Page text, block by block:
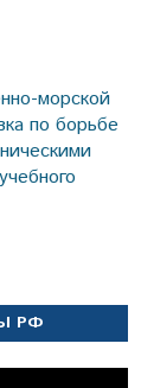
морской
по борьбе
РФ